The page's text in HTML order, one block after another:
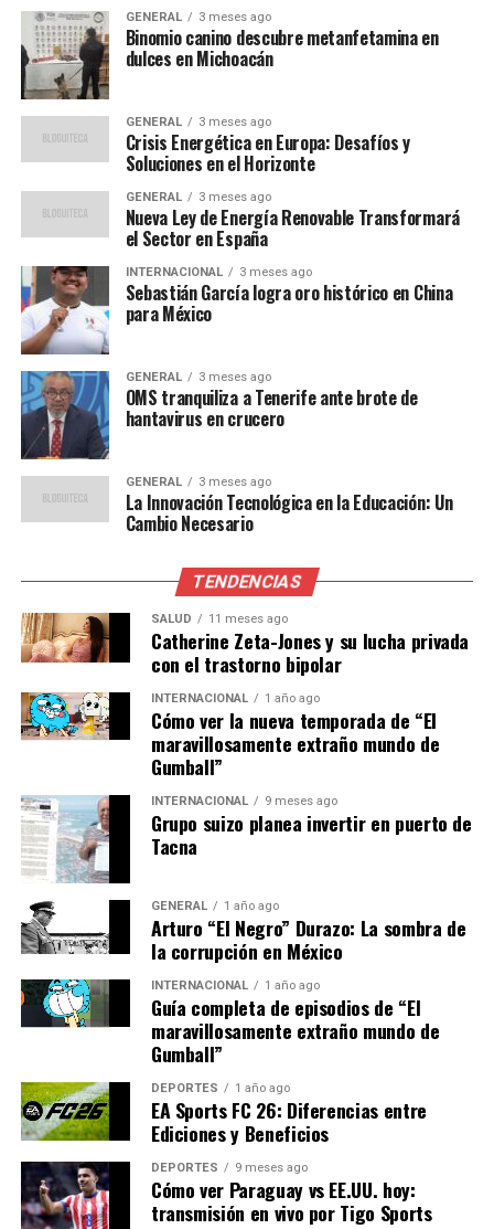
A pesar de estas señales positivas, la región enfrenta
desafíos significativos que podrían obstaculizar el
crecimiento a largo plazo. La inflación sigue siendo una
preocupación importante, con tasas que superan el 8%
en algunos países, lo que erosiona el poder adquisitivo
de los consumidores.
La desigualdad económica también sigue siendo un
problema persistente. Un reciente estudio de la CEPAL
ampliado durante la pandemia, lo que ha exacerbado las
tensiones sociales”.
Perspectivas Futuras
Para garantizar un crecimiento sostenible, los expertos
sugieren que los países de América Latina deben
dependencia de las exportaciones de materias primas. La
inversión en educación y tecnología se presenta como
largo plazo.
En el ámbito político, la estabilidad es crucial. Los
recientes cambios de gobierno en países como Chile y
Colombia han generado incertidumbre en los mercados,
aunque también presentan oportunidades para
reformas estructurales que podrían impulsar el
Conclusión
En resumen, mientras América Latina se recupera de los
efectos de la pandemia, enfrenta un panorama
económico mixto. El crecimiento proyectado es
alentador, pero los desafíos estructurales requieren
atención urgente. La región necesita políticas
innovadoras y un enfoque colaborativo para superar
estos obstáculos y asegurar un futuro próspero.
Con la mirada puesta en el futuro, los gobiernos y las
empresas deben trabajar juntos para crear un entorno
más equitativo y sostenible que beneficie a todos los
ciudadanos de la región.
NOTICIAS RELACIONADAS:
GENERAL 3 meses ago
Binomio canino descubre metanfetamina en
dulces en Michoacán
GENERAL 3 meses ago
Crisis Energética en Europa: Desafíos y
Soluciones en el Horizonte
GENERAL 3 meses ago
Nueva Ley de Energía Renovable Transformará
el Sector en España
INTERNACIONAL 3 meses ago
Sebastián García logra oro histórico en China
para México
GENERAL 3 meses ago
OMS tranquiliza a Tenerife ante brote de
hantavirus en crucero
GENERAL 3 meses ago
La Innovación Tecnológica en la Educación: Un
Cambio Necesario
TENDENCIAS
SALUD 11 meses ago
Catherine Zeta-Jones y su lucha privada
con el trastorno bipolar
INTERNACIONAL 1 año ago
Cómo ver la nueva temporada de “El
maravillosamente extraño mundo de
Gumball”
INTERNACIONAL 9 meses ago
Grupo suizo planea invertir en puerto de
Tacna
GENERAL 1 año ago
Arturo “El Negro” Durazo: La sombra de
la corrupción en México
INTERNACIONAL 1 año ago
Guía completa de episodios de “El
maravillosamente extraño mundo de
Gumball”
DEPORTES 1 año ago
EA Sports FC 26: Diferencias entre
Ediciones y Beneficios
DEPORTES 9 meses ago
Cómo ver Paraguay vs EE.UU. hoy:
transmisión en vivo por Tigo Sports